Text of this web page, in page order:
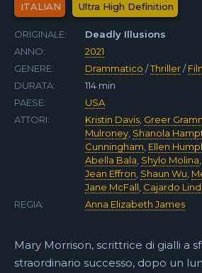
ITALIAN Ultra High Definition
ORIGINALE:
Deadly Illusions
ANNO:
2021
GENERE:
Drammatico /Thriller/
DURATA:
114 min
PAESE:
USA
ATTORI:
Kristin Davis Greer
Mulroney Shanola
Cunningham Ellen
Abella Bala Shylo Molina
Jean Effron Shaun Wu
Jane McFall Cajardo
REGIA:
Anna Elizabeth James
Mary Morrison, scrittrice di gialli a
straordinario successo, dopo un